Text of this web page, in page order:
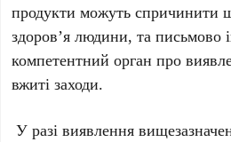
продукти можуть спричинити
здоров’я людини, та письмово
компетентний орган про
вжиті заходи.
У разі виявлення